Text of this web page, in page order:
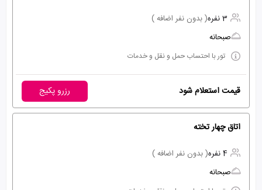
3 نفره
( بدون نفر اضافه )
صبحانه
تور با احتساب حمل و نقل و خدمات
قیمت استعلام شود رزرو پکیج
اتاق چهار تخته
4 نفره
( بدون نفر اضافه )
صبحانه